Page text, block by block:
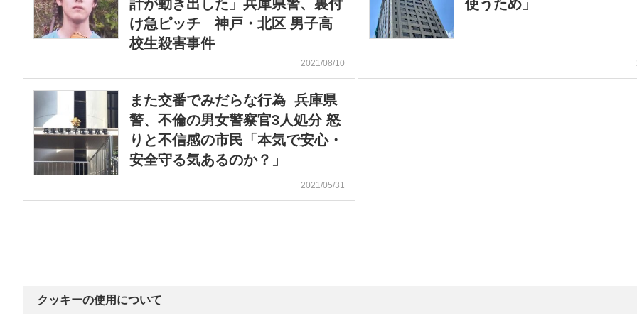
計が動き出した」兵庫県警、裏付
け急ピッチ 神戸・北区 男子高
校生殺害事件
2021/08/10
使うため」
また交番でみだらな行為 兵庫県
警、不倫の男女警察官3人処分 怒
りと不信感の市民「本気で安心・
安全守る気あるのか？」
2021/05/31
クッキーの使用について